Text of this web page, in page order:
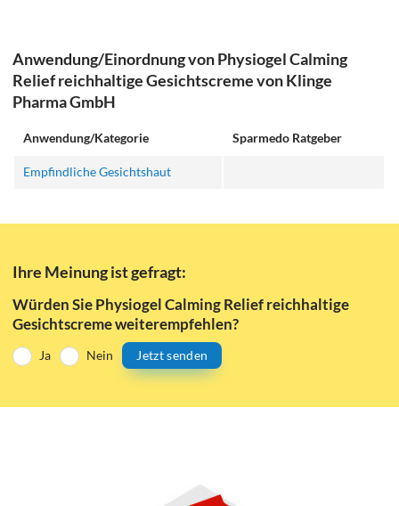
Anwendung/Einordnung von Physiogel Calming
Relief reichhaltige Gesichtscreme von Klinge
Pharma GmbH
Anwendung/Kategorie Sparmedo Ratgeber
Empfindliche Gesichtshaut
Ihre Meinung ist gefragt:
Würden Sie Physiogel Calming Relief reichhaltige
Gesichtscreme weiterempfehlen?
Ja Nein Jetzt senden